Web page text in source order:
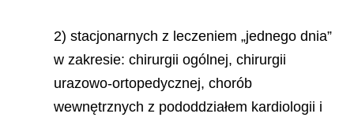
2) stacjonarnych z leczeniem „jednego dnia”
w zakresie: chirurgii ogólnej, chirurgii
urazowo-ortopedycznej, chorób
wewnętrznych z pododdziałem kardiologii i